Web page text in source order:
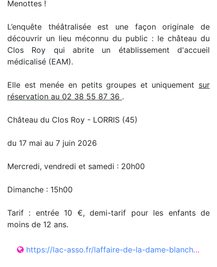
Menottes !
L’enquête théâtralisée est une façon originale de
découvrir un lieu méconnu du public : le château du
Clos Roy qui abrite un établissement d'accueil
médicalisé (EAM).
Elle est menée en petits groupes et uniquement sur
réservation au 02 38 55 87 36 .
Château du Clos Roy - LORRIS (45)
du 17 mai au 7 juin 2026
Mercredi, vendredi et samedi : 20h00
Dimanche : 15h00
Tarif : entrée 10 €, demi-tarif pour les enfants de
moins de 12 ans.
https://lac-asso.fr/laffaire-de-la-dame-blanche.html